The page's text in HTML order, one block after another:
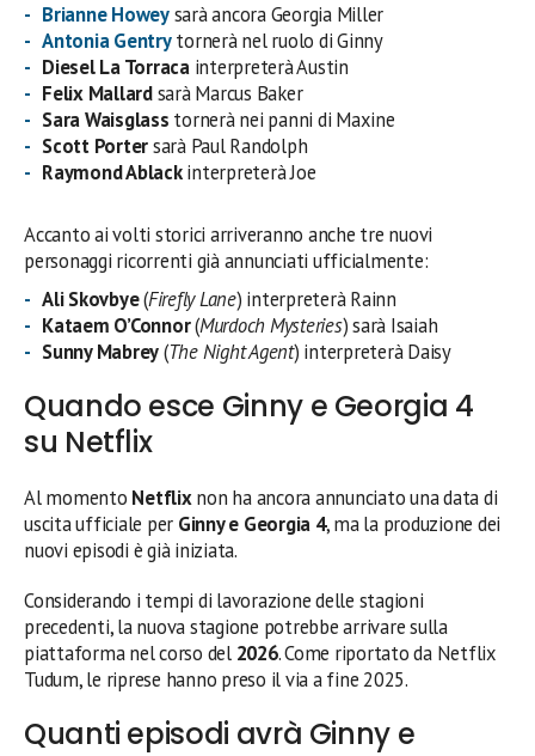
Brianne Howeysarà ancora Georgia Miller
Antonia Gentrytornerà nel ruolo di Ginny
Diesel La Torracainterpreterà Austin
Felix Mallardsarà Marcus Baker
Sara Waisglass tornerà nei panni di Maxine
Scott Portersarà Paul Randolph
Raymond Ablackinterpreterà Joe
Accanto ai volti storici arriveranno anche tre nuovi
personaggi ricorrenti già annunciati ufficialmente:
Ali Skovbye(Firefly Lane) interpreterà Rainn
Kataem O’Connor(Murdoch Mysteries) sarà Isaiah
Sunny Mabrey(The Night Agent) interpreterà Daisy
Quando esce Ginny e Georgia 4
su Netflix
Al momento Netflixnon ha ancora annunciato una data di
uscita ufficiale per Ginny e Georgia 4, ma la produzione dei
nuovi episodi è già iniziata.
Considerando i tempi di lavorazione delle stagioni
precedenti, la nuova stagione potrebbe arrivare sulla
piattaforma nel corso del 2026. Come riportato da Netflix
Tudum, le riprese hanno preso il via a fine 2025.
Quanti episodi avrà Ginny e